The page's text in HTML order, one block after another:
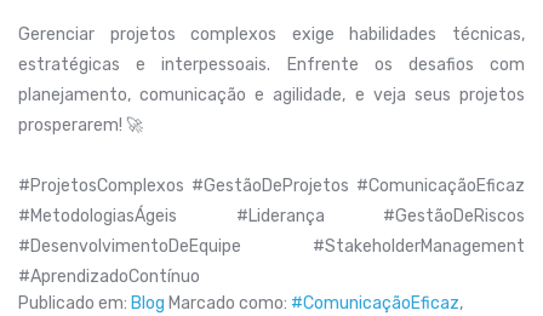
Gerenciar projetos complexos exige habilidades técnicas,
estratégicas e interpessoais. Enfrente os desafios com
planejamento, comunicação e agilidade, e veja seus projetos
prosperarem! 🚀
#ProjetosComplexos #GestãoDeProjetos #ComunicaçãoEficaz
#MetodologiasÁgeis #Liderança #GestãoDeRiscos
#DesenvolvimentoDeEquipe #StakeholderManagement
#AprendizadoContínuo
Publicado em: Blog Marcado como: #ComunicaçãoEficaz,